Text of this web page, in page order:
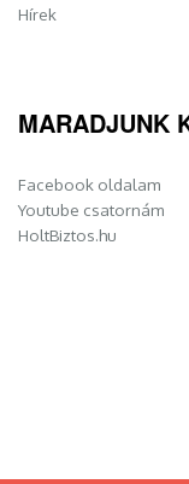
Hírek
MARADJUNK
Facebook oldalam
Youtube csatornám
HoltBiztos.hu